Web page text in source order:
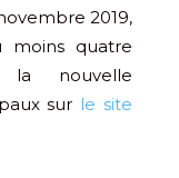
2019,
quatre
la nouvelle
sur le site